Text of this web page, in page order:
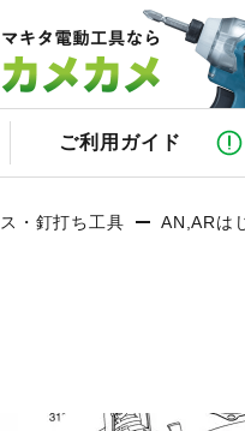
ご利用ガイド
・釘打ち工具 AN,ARは